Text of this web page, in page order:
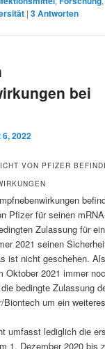
|3Antworten
bei
6, 2022
VON PFIZER
Pfizer für seinen
Zulassung für
2021 seinen
ist nicht geschehen.
Oktober 2021 immer
bedingte Zulassung
um ein
umfasst lediglich die
1. Dezember 2020 bis